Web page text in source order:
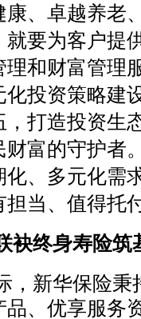
、卓越养老
要为客户提
和财富管理
投资策略建
打造投资生
富的守护者
、多元化需
当、值得托
袂终身寿险筑
，新华保险秉
、优享服务